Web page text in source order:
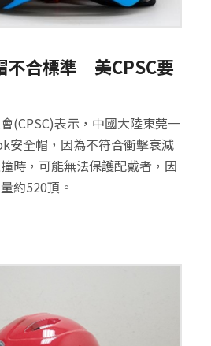
不合標準 美CPSC要
(CPSC)表示，中國大陸東莞一
安全帽，因為不符合衝擊衰減
時，可能無法保護配戴者，因
約520頂。